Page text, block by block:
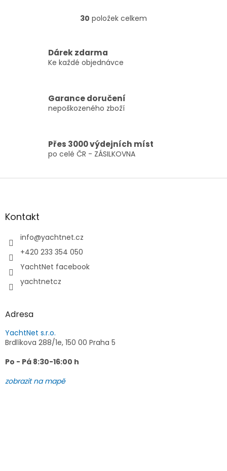
plavby v Anglickém kanálu
Peloponésu, Evie a
Severních Sporad. Ideální
O
d
p
r
v
ý
i
30 položek celkem
Dárek zdarma
Ke každé objednávce
Garance doručení
nepoškozeného zboží
Přes 3000 výdejních míst
po celé ČR - ZÁSILKOVNA
Z
aKontakt
info@yachtnet.cz
+420 233 354 050
YachtNet facebook
yachtnetcz
Adresa
YachtNet s.r.o.
Brdlíkova 288/1e, 150 00 Praha 5
Po - Pá 8:30-16:00 h
zobrazit na mapě